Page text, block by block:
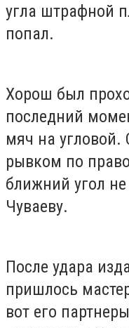
угла штрафной
попал.
Хорош был
последний
мяч на угловой.
рывком по
ближний угол
Чуваеву.
После удара
пришлось
вот его